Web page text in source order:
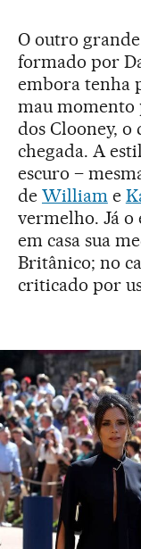
O outro grande
formado por
embora tenha
mau momento
dos Clooney, o
chegada. A
escuro –
de Williame
vermelho. Já o
em casa sua
Britânico; no
criticado por